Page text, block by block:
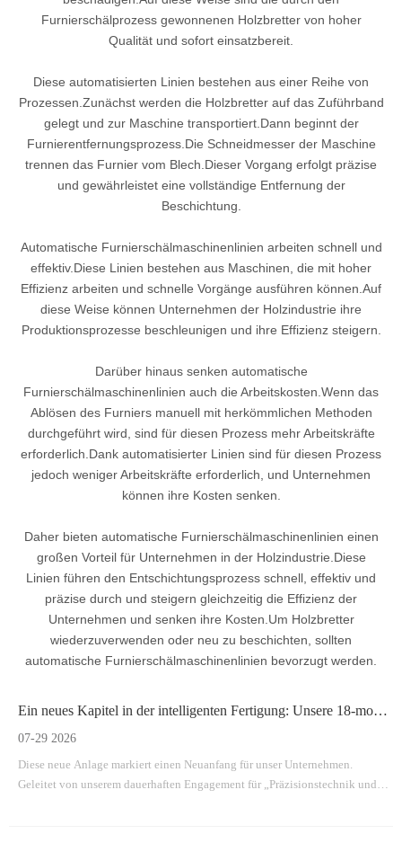
Furnierschälprozess gewonnenen Holzbretter von hoher
Qualität und sofort einsatzbereit.
Diese automatisierten Linien bestehen aus einer Reihe von
Prozessen.Zunächst werden die Holzbretter auf das Zuführband
gelegt und zur Maschine transportiert.Dann beginnt der
Furnierentfernungsprozess.Die Schneidmesser der Maschine
trennen das Furnier vom Blech.Dieser Vorgang erfolgt präzise
und gewährleistet eine vollständige Entfernung der
Beschichtung.
Automatische Furnierschälmaschinenlinien arbeiten schnell und
effektiv.Diese Linien bestehen aus Maschinen, die mit hoher
Effizienz arbeiten und schnelle Vorgänge ausführen können.Auf
diese Weise können Unternehmen der Holzindustrie ihre
Produktionsprozesse beschleunigen und ihre Effizienz steigern.
Darüber hinaus senken automatische
Furnierschälmaschinenlinien auch die Arbeitskosten.Wenn das
Ablösen des Furniers manuell mit herkömmlichen Methoden
durchgeführt wird, sind für diesen Prozess mehr Arbeitskräfte
erforderlich.Dank automatisierter Linien sind für diesen Prozess
jedoch weniger Arbeitskräfte erforderlich, und Unternehmen
können ihre Kosten senken.
Daher bieten automatische Furnierschälmaschinenlinien einen
großen Vorteil für Unternehmen in der Holzindustrie.Diese
Linien führen den Entschichtungsprozess schnell, effektiv und
präzise durch und steigern gleichzeitig die Effizienz der
Unternehmen und senken ihre Kosten.Um Holzbretter
wiederzuverwenden oder neu zu beschichten, sollten
automatische Furnierschälmaschinenlinien bevorzugt werden.
Ein neues Kapitel in der intelligenten Fertigung: Unsere 18-monatige Reise zu einer brandneuen Anlage
07-29 2026
Diese neue Anlage markiert einen Neuanfang für unser Unternehmen.
Geleitet von unserem dauerhaften Engagement für „Präzisionstechnik und